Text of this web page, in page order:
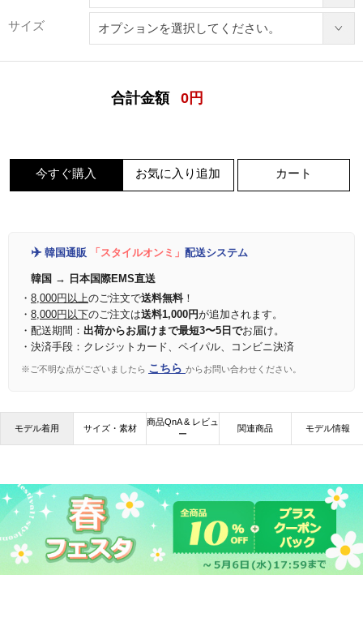
サイズ
合計金額 0 円
今すぐ購入 お気に入り追加 カート
✈️ 韓国通販 「スタイルオンミ」 配送システム
韓国 → 日本国際EMS直送
・ 8,000円以上のご注文で送料無料！
・ 8,000円以下のご注文は送料1,000円が追加されます。
・配送期間： 出荷からお届けまで最短3〜5日でお届け。
・決済手段：クレジットカード、ペイパル、コンビニ決済
※ご不明な点がございましたら こちら からお問い合わせください。
モデル着用 サイズ・素材
商品QnA & レビュ
ー
関連商品 モデル情報